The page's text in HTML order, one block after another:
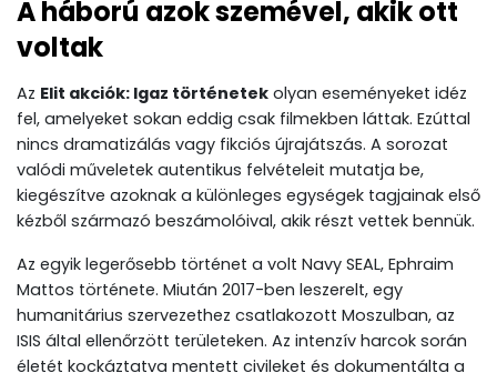
A háború azok szemével, akik ott
voltak
Az Elit akciók: Igaz történetek olyan eseményeket idéz
fel, amelyeket sokan eddig csak filmekben láttak. Ezúttal
nincs dramatizálás vagy fikciós újrajátszás. A sorozat
valódi műveletek autentikus felvételeit mutatja be,
kiegészítve azoknak a különleges egységek tagjainak első
kézből származó beszámolóival, akik részt vettek bennük.
Az egyik legerősebb történet a volt Navy SEAL, Ephraim
Mattos története. Miután 2017-ben leszerelt, egy
humanitárius szervezethez csatlakozott Moszulban, az
ISIS által ellenőrzött területeken. Az intenzív harcok során
életét kockáztatva mentett civileket és dokumentálta a